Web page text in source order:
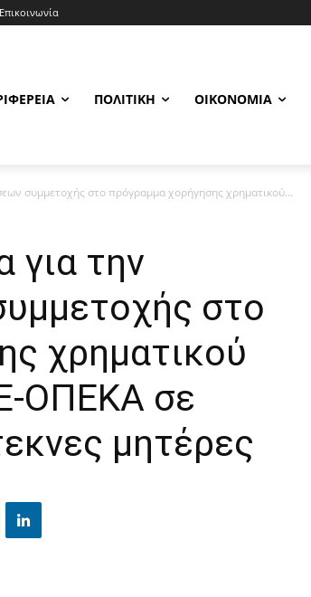
Επικοινωνία
ΠΟΛΙΤΙΚΉ ΟΙΚΟΝΟΜΊΑ
συμμετοχής στο πρόγραμμα χορήγησης χρηματικού...
για την
στο
χρηματικού
ΟΠΕΚΑ σε
μητέρες